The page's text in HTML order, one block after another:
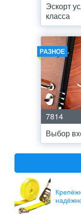
Эскорт
класса
РАЗНОЕ
7814
Выбор